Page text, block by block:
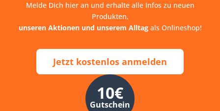
Melde Dich hier an und erhalte alle Infos zu neuen
Produkten,
unseren Aktionen und unserem Alltagals Onlineshop!
Jetzt kostenlos anmelden
10€
Gutschein